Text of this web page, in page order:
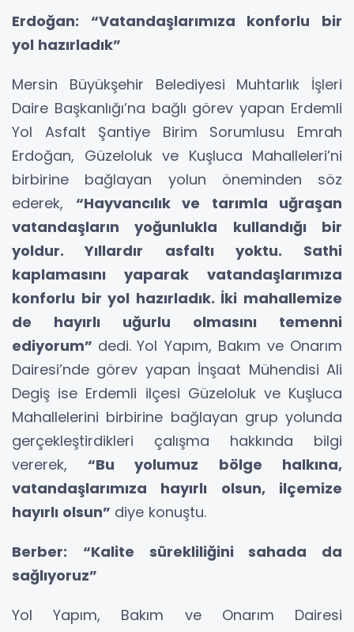
Erdoğan: “Vatandaşlarımıza konforlu bir
yol hazırladık”
Mersin Büyükşehir Belediyesi Muhtarlık İşleri
Daire Başkanlığı’na bağlı görev yapan Erdemli
Yol Asfalt Şantiye Birim Sorumlusu Emrah
Erdoğan, Güzeloluk ve Kuşluca Mahalleleri’ni
birbirine bağlayan yolun öneminden söz
ederek, “Hayvancılık ve tarımla uğraşan
vatandaşların yoğunlukla kullandığı bir
yoldur.
Yıllardır asfaltı yoktu. Sathi
kaplamasını yaparak vatandaşlarımıza
konforlu bir yol hazırladık. İki mahallemize
de hayırlı uğurlu olmasını temenni
ediyorum” dedi. Yol Yapım, Bakım ve Onarım
Dairesi’nde görev yapan İnşaat Mühendisi Ali
Degiş ise Erdemli ilçesi Güzeloluk ve Kuşluca
Mahallelerini birbirine bağlayan grup yolunda
gerçekleştirdikleri çalışma hakkında bilgi
vererek, “Bu yolumuz bölge halkına,
vatandaşlarımıza hayırlı olsun, ilçemize
hayırlı olsun” diye konuştu.
Berber:
“Kalite sürekliliğini sahada da
sağlıyoruz”
Yol Yapım, Bakım ve Onarım Dairesi